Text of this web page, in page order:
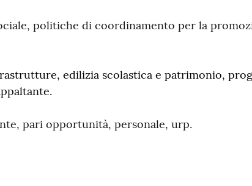
politiche di coordinamento per la
edilizia scolastica e patrimonio,
pari opportunità, personale, urp.